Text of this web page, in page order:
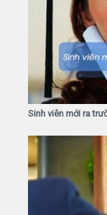
Sinh viên mới ra